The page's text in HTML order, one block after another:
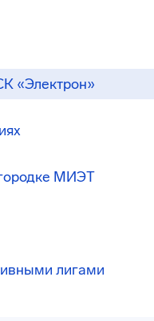
«Электрон»
МИЭТ
лигами